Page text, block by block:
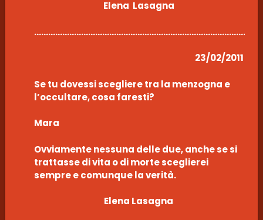
Elena Lasagna
23/02/2011
Se tu dovessi scegliere tra la menzogna e
l’occultare, cosa faresti?
Mara
Ovviamente nessuna delle due, anche se si
trattasse di vita o di morte sceglierei
sempre e comunque la verità.
Elena Lasagna